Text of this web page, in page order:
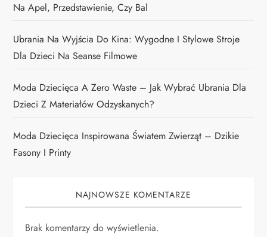
Na Apel, Przedstawienie, Czy Bal
Ubrania Na Wyjścia Do Kina: Wygodne I Stylowe Stroje
Dla Dzieci Na Seanse Filmowe
Moda Dziecięca A Zero Waste – Jak Wybrać Ubrania Dla
Dzieci Z Materiałów Odzyskanych?
Moda Dziecięca Inspirowana Światem Zwierząt – Dzikie
Fasony I Printy
NAJNOWSZE KOMENTARZE
Brak komentarzy do wyświetlenia.